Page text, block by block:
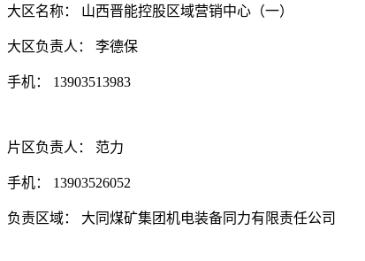
大区名称： 山西晋能控股区域营销中心（一）
大区负责人： 李德保
手机： 13903513983
片区负责人： 范力
手机： 13903526052
负责区域： 大同煤矿集团机电装备同力有限责任公司